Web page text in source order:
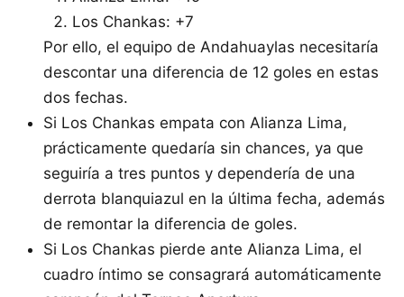
Los Chankas: +7
Por ello, el equipo de Andahuaylas necesitaría
descontar una diferencia de 12 goles en estas
dos fechas.
Si Los Chankas empata con Alianza Lima,
prácticamente quedaría sin chances, ya que
seguiría a tres puntos y dependería de una
derrota blanquiazul en la última fecha, además
de remontar la diferencia de goles.
Si Los Chankas pierde ante Alianza Lima, el
cuadro íntimo se consagrará automáticamente